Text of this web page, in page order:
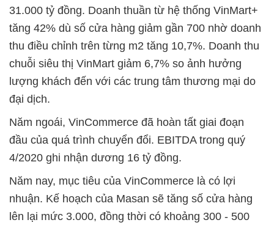
31.000 tỷ đồng. Doanh thuần từ hệ thống VinMart+
tăng 42% dù số cửa hàng giảm gần 700 nhờ doanh
thu điều chỉnh trên từng m2 tăng 10,7%. Doanh thu
chuỗi siêu thị VinMart giảm 6,7% so ảnh hưởng
lượng khách đến với các trung tâm thương mại do
đại dịch.
Năm ngoái, VinCommerce đã hoàn tất giai đoạn
đầu của quá trình chuyển đổi. EBITDA trong quý
4/2020 ghi nhận dương 16 tỷ đồng.
Năm nay, mục tiêu của VinCommerce là có lợi
nhuận. Kế hoạch của Masan sẽ tăng số cửa hàng
lên lại mức 3.000, đồng thời có khoảng 300 - 500